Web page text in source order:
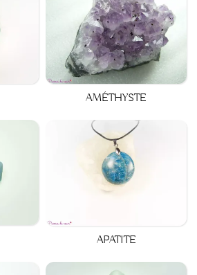
AMÉTHYSTE
APATITE